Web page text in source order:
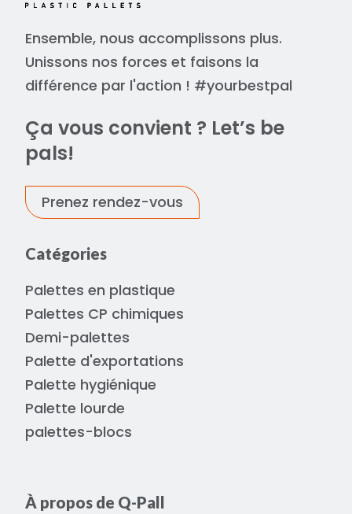
Ensemble, nous accomplissons plus.
Unissons nos forces et faisons la
différence par l'action ! #yourbestpal
Ça vous convient ? Let’s be
pals!
Prenez rendez-vous
Catégories
Palettes en plastique
Palettes CP chimiques
Demi-palettes
Palette d'exportations
Palette hygiénique
Palette lourde
palettes-blocs
À propos de Q-Pall